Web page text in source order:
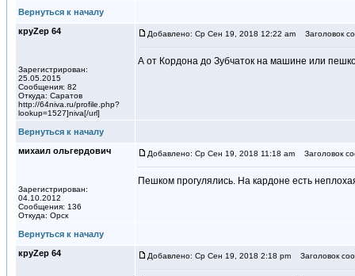
Вернуться к началу
круZер 64
Зарегистрирован:
25.05.2015
Сообщения: 82
Откуда: Саратов
http://64niva.ru/profile.php?
lookup=1527]niva[/url]
Добавлено: Ср Сен 19, 2018 12:22 am Заголовок
А от Кордона до Зубчаток на машине или
Вернуться к началу
михаил ольгердович
Зарегистрирован:
04.10.2012
Сообщения: 136
Откуда: Орск
Добавлено: Ср Сен 19, 2018 11:18 am Заголовок
Пешком прогулялись. На кардоне есть
Вернуться к началу
круZер 64
Добавлено: Ср Сен 19, 2018 2:18 pm Заголовок